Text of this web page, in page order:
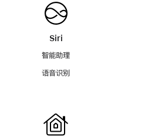
Siri
智能助理
语音识别